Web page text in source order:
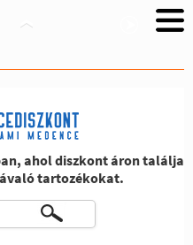
ahol diszkont áron találja
tartozékokat.